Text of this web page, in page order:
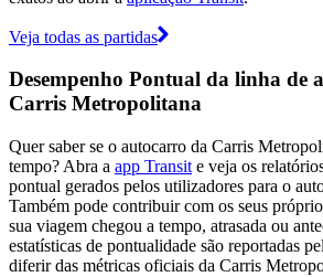
Veja todas as partidas
Desempenho Pontual da linha de
Carris Metropolitana
Quer saber se o autocarro da Carris
tempo? Abra a app Transit e veja os
pontual gerados pelos utilizadores para o
Também pode contribuir com os seus
sua viagem chegou a tempo, atrasada ou
estatísticas de pontualidade são reportadas
diferir das métricas oficiais da Carris